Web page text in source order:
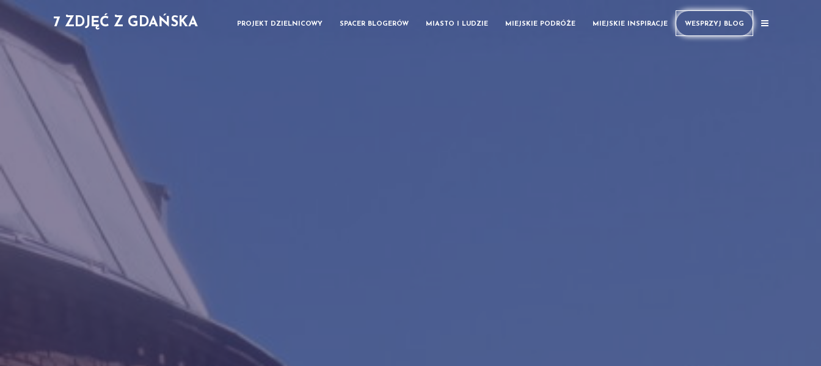
7 ZDJĘĆ Z GDAŃSKA PROJEKT DZIELNICOWY SPACER BLOGERÓW MIASTO I LUDZIE MIEJSKIE PODRÓŻE MIEJSKIE INSPIRACJE WESPRZYJ BLOG